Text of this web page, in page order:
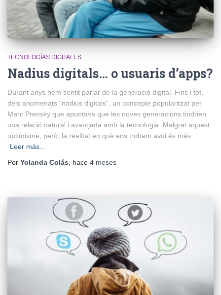
TECNOLOGÍAS DIGITALES
Nadius digitals… o usuaris d’apps?
Durant anys hem sentit parlar de la generació digital. Fins i tot,
dels anomenats “nadius digitals”, un concepte popularitzat per
Marc Prensky que apuntava que les noves generacions tindrien
una relació natural i avançada amb la tecnologia. Malgrat aquest
optimisme, però, la realitat en què ens trobem avui és més
Leer más…
Por Yolanda Colás , hace 4 meses